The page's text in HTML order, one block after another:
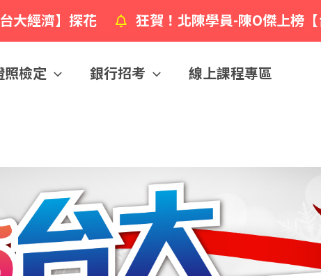
花 狂賀！北陳學員-陳O傑上榜【台大經濟】
照檢定 銀行招考 線上課程專區